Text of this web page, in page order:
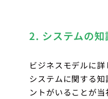
2. システムの知
ビジネスモデルに詳
システムに関する
ントがいることが